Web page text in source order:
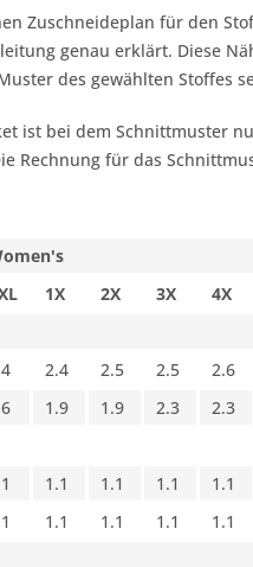
Zuschneideplan für den
genau erklärt. Diese
des gewählten Stoffes
ist bei dem Schnittmuster
Rechnung für das
1X 2X 3X 4X
2.4 2.5 2.5 2.6
1.9 1.9 2.3 2.3
1.1 1.1 1.1 1.1
1.1 1.1 1.1 1.1